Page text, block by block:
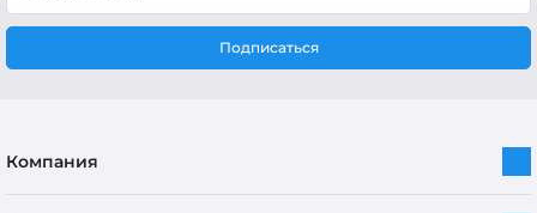
Подписаться
Компания